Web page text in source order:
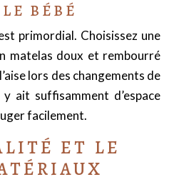
BÉBÉ
primordial. Choisissez une
matelas doux et rembourré
lors des changements de
ait suffisamment d’espace
facilement.
ET LE